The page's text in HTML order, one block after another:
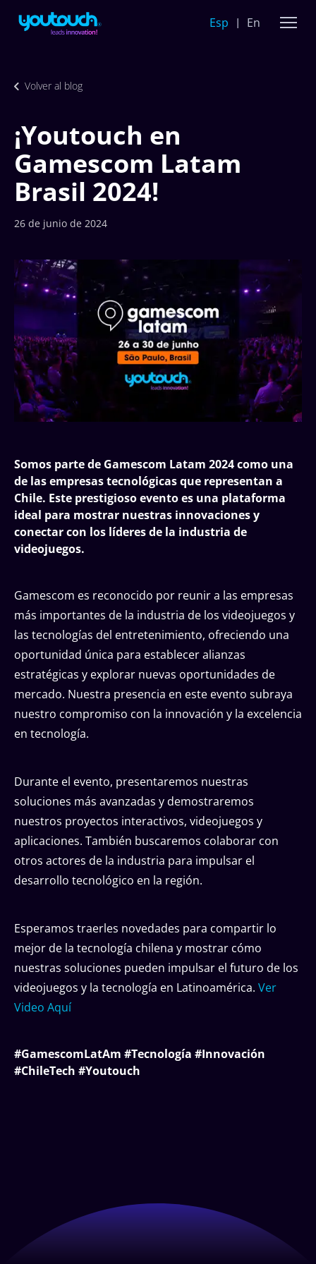
Esp En
Volver al blog
¡Youtouch en
Gamescom Latam
Brasil 2024!
26 de junio de 2024
Somos parte de Gamescom Latam 2024 como una
de las empresas tecnológicas que representan a
Chile. Este prestigioso evento es una plataforma
ideal para mostrar nuestras innovaciones y
conectar con los líderes de la industria de
videojuegos.
Gamescom es reconocido por reunir a las empresas
más importantes de la industria de los videojuegos y
las tecnologías del entretenimiento, ofreciendo una
oportunidad única para establecer alianzas
estratégicas y explorar nuevas oportunidades de
mercado. Nuestra presencia en este evento subraya
nuestro compromiso con la innovación y la excelencia
en tecnología.
Durante el evento, presentaremos nuestras
soluciones más avanzadas y demostraremos
nuestros proyectos interactivos, videojuegos y
aplicaciones. También buscaremos colaborar con
otros actores de la industria para impulsar el
desarrollo tecnológico en la región.
Esperamos traerles novedades para compartir lo
mejor de la tecnología chilena y mostrar cómo
nuestras soluciones pueden impulsar el futuro de los
videojuegos y la tecnología en Latinoamérica. Ver
Video Aquí
#GamescomLatAm #Tecnología #Innovación
#ChileTech #Youtouch